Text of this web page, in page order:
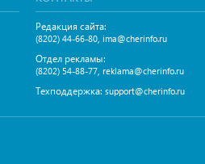
Редакция сайта:
(8202) 44-66-80, ima@cherinfo.ru
Отдел рекламы:
(8202) 54-88-77, reklama@cherinfo.ru
Техподдержка: support@cherinfo.ru